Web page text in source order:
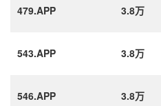
479.APP 3.8万
543.APP 3.8万
546.APP 3.8万